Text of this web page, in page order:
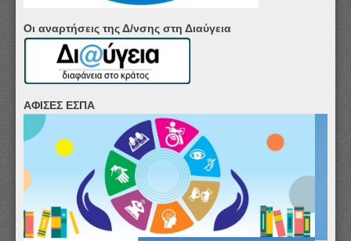
Οι αναρτήσεις της Δ/νσης στη Διαύγεια
ΑΦΙΣΕΣ ΕΣΠΑ